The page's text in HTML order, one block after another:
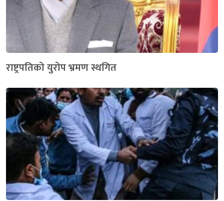
राष्ट्रपतिको युरोप भ्रमण स्थगित